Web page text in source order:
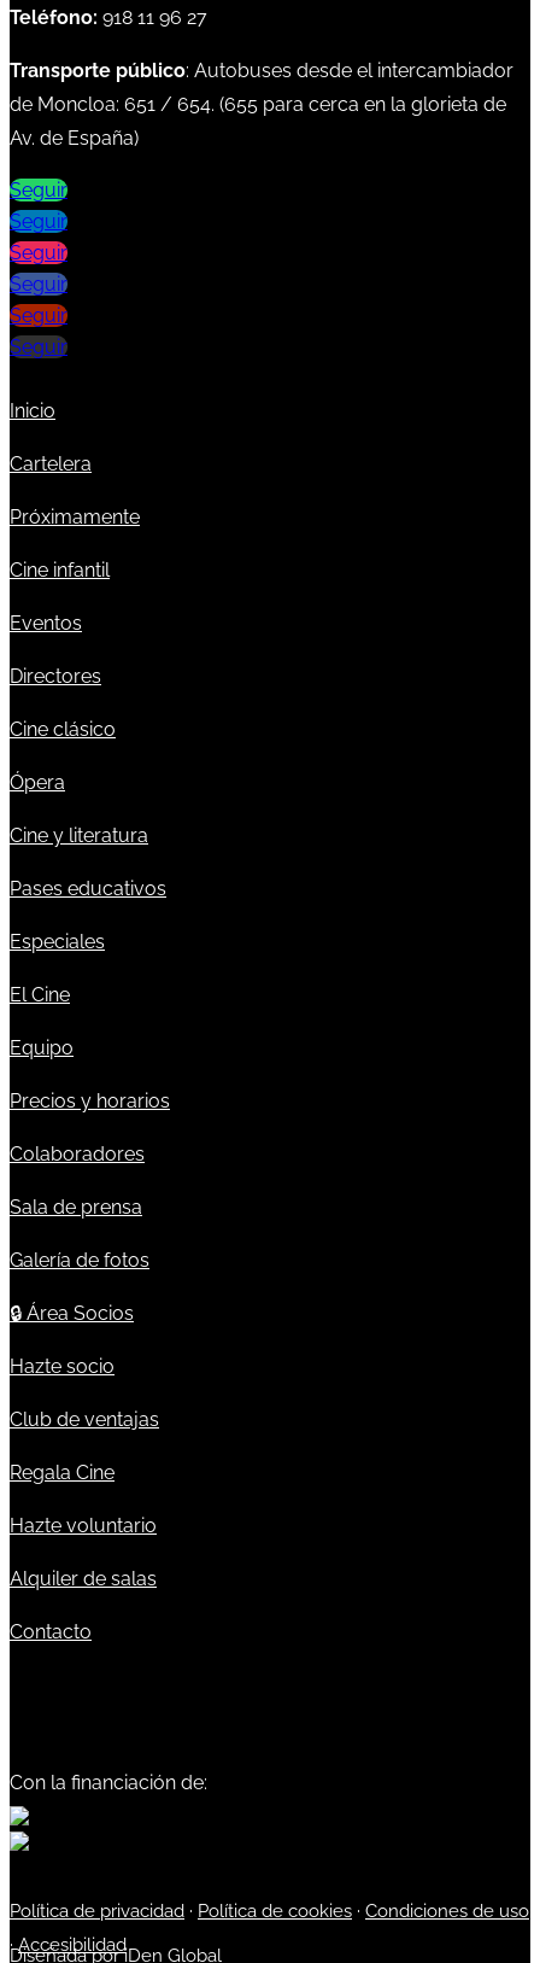
Teléfono: 918 11 96 27
Transporte público: Autobuses desde el intercambiador
de Moncloa: 651 / 654. (655 para cerca en la glorieta de
Av. de España)
Seguir
Seguir
Seguir
Seguir
Seguir
Seguir
Inicio
Cartelera
Próximamente
Cine infantil
Eventos
Directores
Cine clásico
Ópera
Cine y literatura
Pases educativos
Especiales
El Cine
Equipo
Precios y horarios
Colaboradores
Sala de prensa
Galería de fotos
🔒 Área Socios
Hazte socio
Club de ventajas
Regala Cine
Hazte voluntario
Alquiler de salas
Contacto
Con la financiación de:
Política de privacidad · Política de cookies · Condiciones de uso
·Accesibilidad
Diseñada poriDen Global